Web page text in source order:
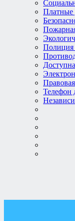
Платные
Полиция
Телефон